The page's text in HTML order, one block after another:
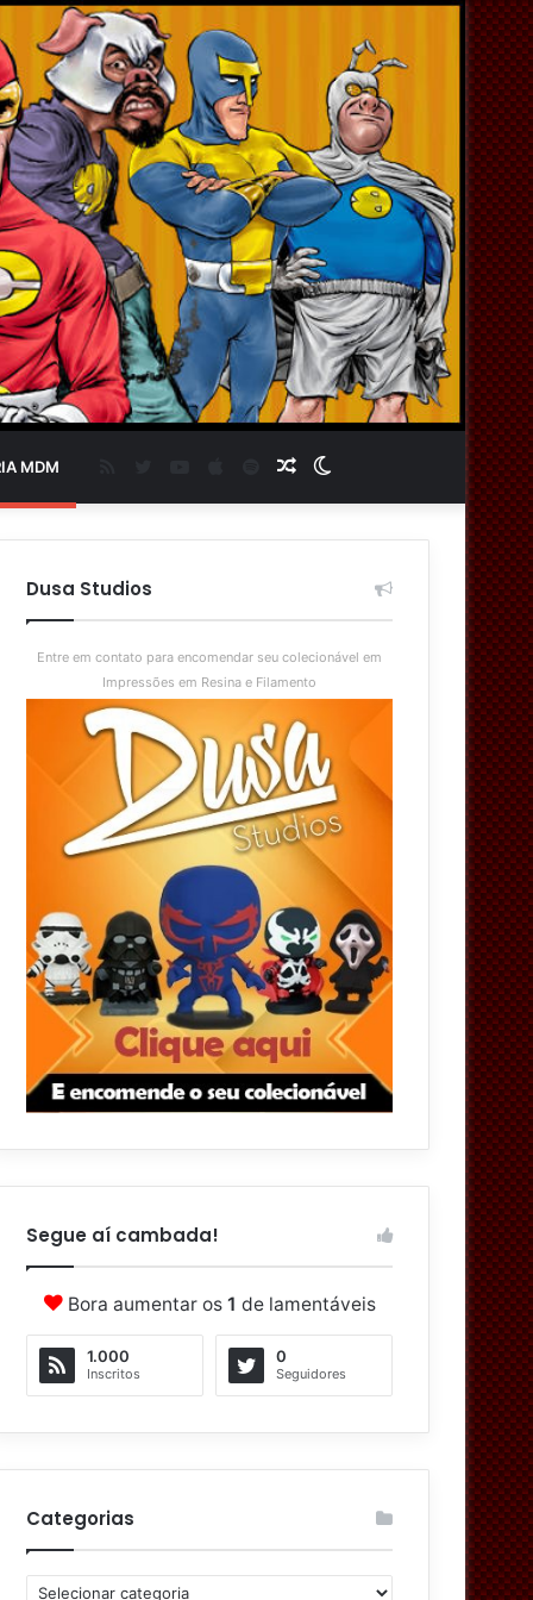
MDM
skin
Artigo
aleatório
Spotify
Dusa Studios
Entre em contato para encomendar seu colecionável em
Impressões em Resina e Filamento
Segue aí cambada!
Bora aumentar os 1 de lamentáveis
1.000
Inscritos
0
Seguidores
Categorias